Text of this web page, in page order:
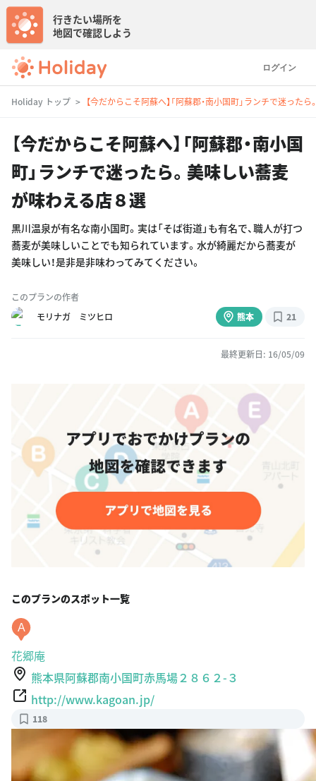
ログイン
行きたい場所を
地図で確認しよう
Holiday トップ 【今だからこそ阿蘇へ】「阿蘇郡・南小国町」ランチで迷った
【今だからこそ阿蘇へ】「阿蘇郡・南小国
町」ランチで迷ったら。美味しい蕎麦
が味わえる店８選
黒川温泉が有名な南小国町。実は「そば街道」も有名で、職人が打つ
蕎麦が美味しいことでも知られています。水が綺麗だから蕎麦が
美味しい！是非是非味わってみてください。
このプランの作者
モリナガ ミツヒロ
熊本 21
最終更新日: 16/05/09
このプランのスポット一覧
A
花郷庵
熊本県阿蘇郡南小国町赤馬場２８６２-３
http://www.kagoan.jp/
118